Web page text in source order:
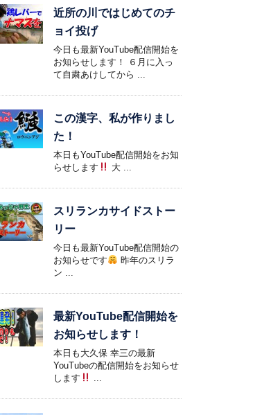
近所の川ではじめてのチ
ョイ投げ
今日も最新YouTube配信開始を
お知らせします！ ６月に入っ
て自粛あけしてから ...
この漢字、私が作りまし
た！
本日もYouTube配信開始をお知
らせします
大 ...
スリランカサイドストー
リー
今日も最新YouTube配信開始の
お知らせです
昨年のスリラ
ン ...
最新YouTube配信開始を
お知らせします！
本日も大久保 幸三の最新
YouTubeの配信開始をお知らせ
します
...